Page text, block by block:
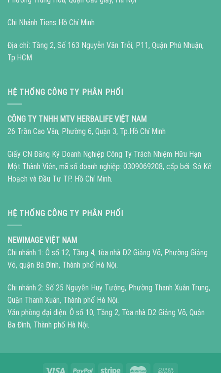
Chi Nhánh Tiens Hồ Chí Minh
Địa chỉ: Tầng 2, Số 163 Nguyễn Văn Trỗi, P11, Quận Phú Nhuận,
Tp.HCM
HỆ THỐNG CÔNG TY PHÂN PHỐI
CÔNG TY TNHH MTV HERBALIFE VIỆT NAM
26 Trần Cao Vân, Phường 6, Quận 3, Tp.Hồ Chí Minh
Giấy CN Đăng Ký Doanh Nghiệp Công Ty Trách Nhiệm Hữu Hạn
Một Thành Viên, mã số doanh nghiệp: 0309069208, cấp bởi: Sở Kế
Hoạch và Đầu Tư TP. Hồ Chí Minh.
HỆ THỐNG CÔNG TY PHÂN PHỐI
NEWIMAGE VIỆT NAM
Chi nhánh 1: Ô số 12, Tầng 4, tòa nhà D2 Giảng Võ, Phường Giảng
Võ, quận Ba Đình, Thành phố Hà Nội.
Chi nhánh 2: Số 25 Nguyễn Huy Tưởng, Phường Thanh Xuân Trung,
Quận Thanh Xuân, Thành phố Hà Nội.
Văn phòng đại diện: Ô số 10, Tầng 2, Tòa nhà D2 Giảng Võ, Quận
Ba Đình, Thành phố Hà Nội.